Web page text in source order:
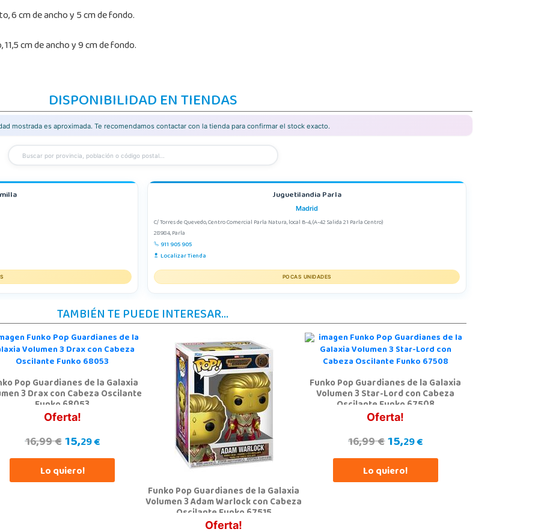
6 cm de ancho y 5 cm de fondo.
cm de ancho y 9 cm de fondo.
DISPONIBILIDAD EN TIENDAS
mostrada es aproximada. Te recomendamos contactar con la tienda para confirmar el stock exacto.
Juguetilandia Parla
Madrid
C/ Torres de Quevedo, Centro Comercial Parla Natura, local B-4, (A-42 Salida 21 Parla Centro)
28984, Parla
911 905 905
Localizar Tienda
POCAS UNIDADES
TAMBIÉN TE PUEDE INTERESAR...
Pop Guardianes de la Galaxia
3 Drax con Cabeza Oscilante
Funko 68053
Oferta!
16,99 €15,29 €
Lo quiero!
Funko Pop Guardianes de la Galaxia
Volumen 3 Adam Warlock con Cabeza
Oscilante Funko 67515
Oferta!
Funko Pop Guardianes de la Galaxia
Volumen 3 Star-Lord con Cabeza
Oscilante Funko 67508
Oferta!
16,99 €15,29 €
Lo quiero!